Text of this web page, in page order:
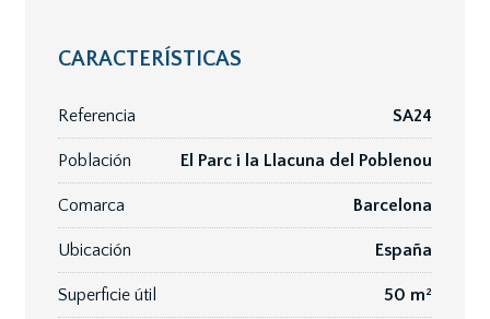
CARACTERÍSTICAS
Referencia SA24
Población El Parc i la Llacuna del Poblenou
Comarca Barcelona
Ubicación España
Superficie útil 50 m²